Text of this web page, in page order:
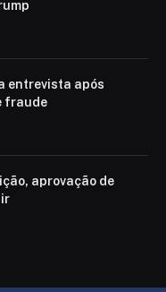
entrevista após
fraude
aprovação de